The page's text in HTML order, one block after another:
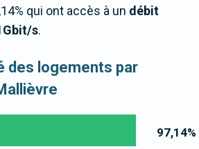
qui ont accès à un débit
s.
des logements par
97,14%